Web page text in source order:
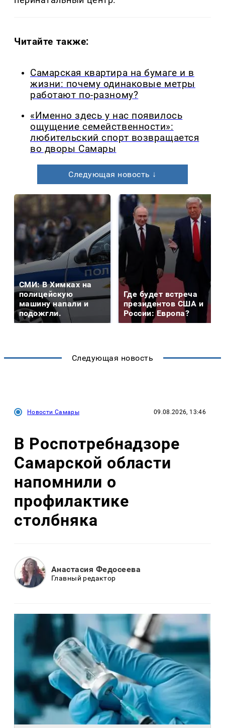
Читайте также:
Самарская квартира на бумаге и в
жизни: почему одинаковые метры
работают по-разному?
«Именно здесь у нас появилось
ощущение семейственности»:
любительский спорт возвращается
во дворы Самары
Следующая новость ↓
СМИ: В Химках на
полицейскую
машину напали и
подожгли.
Где будет встреча
президентов США и
России: Европа?
Следующая новость
Новости Самары 09.08.2026, 13:46
В Роспотребнадзоре
Самарской области
напомнили о
профилактике
столбняка
Анастасия Федосеева
Главный редактор